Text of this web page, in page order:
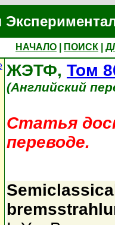
НАЧАЛО ПОИСК
ЖЭТФ, Том
(Английский
Статья
переводе.